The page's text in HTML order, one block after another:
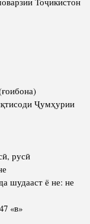
Ҷумҳурии
русӣ
шудааст ё не: не
«в»